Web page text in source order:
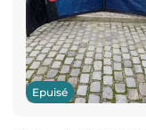
Epuisé